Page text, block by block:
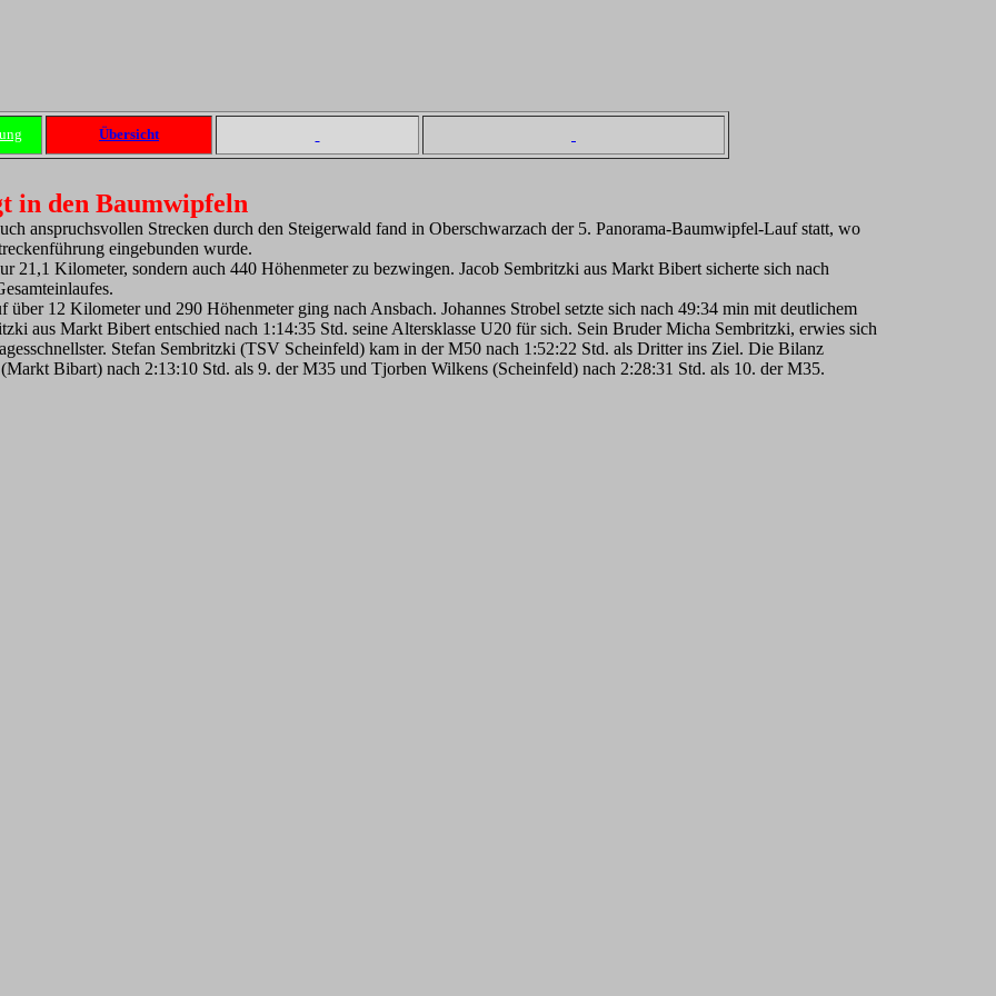
Übersicht
in den Baumwipfeln
anspruchsvollen Strecken durch den Steigerwald fand in Oberschwarzach der 5. Panorama-Baumwipfel-Lauf statt, wo
eingebunden wurde.
21,1 Kilometer, sondern auch 440 Höhenmeter zu bezwingen. Jacob Sembritzki aus Markt Bibert sicherte sich nach
über 12 Kilometer und 290 Höhenmeter ging nach Ansbach. Johannes Strobel setzte sich nach 49:34 min mit deutlichem
aus Markt Bibert entschied nach 1:14:35 Std. seine Altersklasse U20 für sich. Sein Bruder Micha Sembritzki, erwies sich
Stefan Sembritzki (TSV Scheinfeld) kam in der M50 nach 1:52:22 Std. als Dritter ins Ziel. Die Bilanz
Bibart) nach 2:13:10 Std. als 9. der M35 und Tjorben Wilkens (Scheinfeld) nach 2:28:31 Std. als 10. der M35.